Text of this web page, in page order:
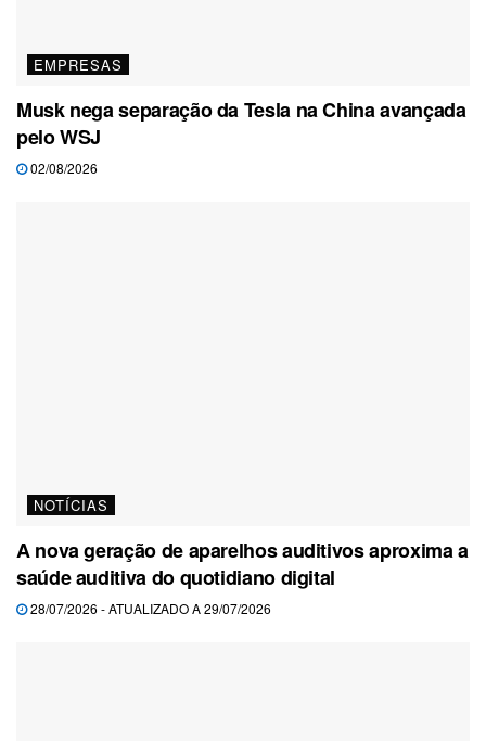
EMPRESAS
Musk nega separação da Tesla na China avançada
pelo WSJ
02/08/2026
NOTÍCIAS
A nova geração de aparelhos auditivos aproxima a
saúde auditiva do quotidiano digital
28/07/2026 - ATUALIZADO A 29/07/2026